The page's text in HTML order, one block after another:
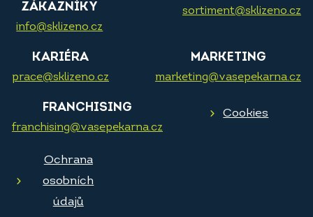
ZÁKAZNÍKY
info@sklizeno.cz
sortiment@sklizeno.cz
KARIÉRA
prace@sklizeno.cz
MARKETING
marketing@vasepekarna.cz
FRANCHISING
franchising@vasepekarna.cz
Cookies
Ochrana
osobních
údajů